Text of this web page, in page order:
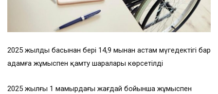
2025 жылдың басынан бері 14,9 мыңнан астам мүгедектігі бар
адамға жұмыспен қамту шаралары көрсетілді
2025 жылғы 1 мамырдағы жағдай бойынша жұмыспен